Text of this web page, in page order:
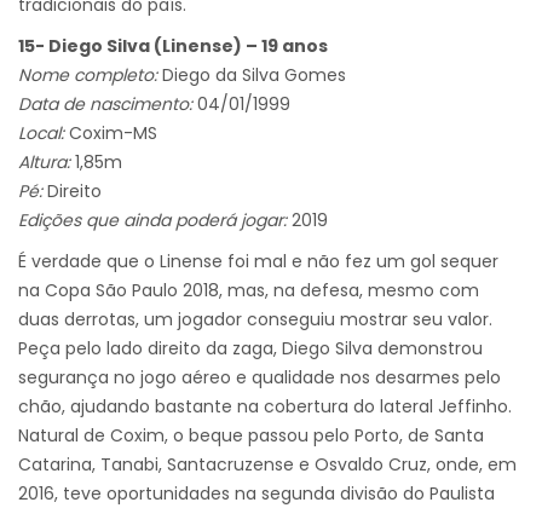
15- Diego Silva (Linense) – 19 anos
Nome completo:Diego da Silva Gomes
Data de nascimento:04/01/1999
Local:Coxim-MS
Altura:1,85m
Pé:Direito
Edições que ainda poderá jogar:2019
É verdade que o Linense foi mal e não fez um gol sequer
na Copa São Paulo 2018, mas, na defesa, mesmo com
duas derrotas, um jogador conseguiu mostrar seu valor.
Peça pelo lado direito da zaga, Diego Silva demonstrou
segurança no jogo aéreo e qualidade nos desarmes pelo
chão, ajudando bastante na cobertura do lateral Jeffinho.
Natural de Coxim, o beque passou pelo Porto, de Santa
Catarina, Tanabi, Santacruzense e Osvaldo Cruz, onde, em
2016, teve oportunidades na segunda divisão do Paulista